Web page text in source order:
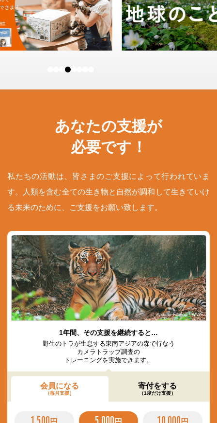
あなたの支援が
必要です！
私たちの活動は、皆さまのご支援によって行われていま
す。人類を含む全ての生き物と自然が調和して生きていけ
る未来のために、ご支援をお願い致します。
© Vladimir Filonov / WWF
1年間、その支援を継続すると…
野生のトラが生息する東南アジアの森で行なう
カメラトラップ調査の
トレーニングを実施できます。
会員になる
（毎月支援）
寄付をする
（1度だけ支援）
1,500 5,000 10,000